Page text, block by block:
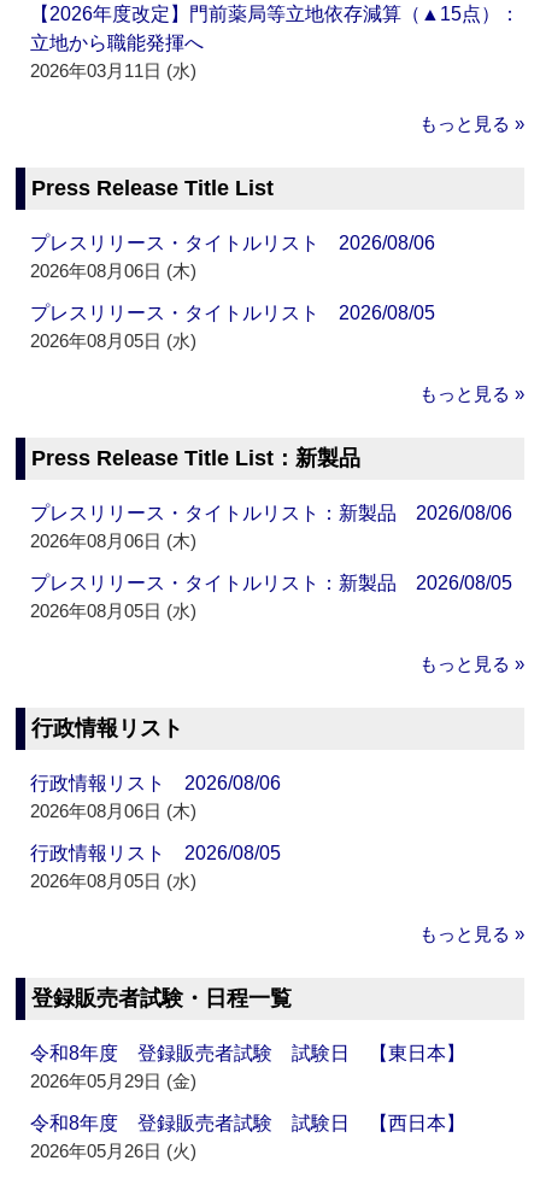
【2026年度改定】門前薬局等立地依存減算（▲15点）：
立地から職能発揮へ
2026年03月11日 (水)
もっと見る »
Press Release Title List
プレスリリース・タイトルリスト 2026/08/06
2026年08月06日 (木)
プレスリリース・タイトルリスト 2026/08/05
2026年08月05日 (水)
もっと見る »
Press Release Title List：新製品
プレスリリース・タイトルリスト：新製品 2026/08/06
2026年08月06日 (木)
プレスリリース・タイトルリスト：新製品 2026/08/05
2026年08月05日 (水)
もっと見る »
行政情報リスト
行政情報リスト 2026/08/06
2026年08月06日 (木)
行政情報リスト 2026/08/05
2026年08月05日 (水)
もっと見る »
登録販売者試験・日程一覧
令和8年度 登録販売者試験 試験日 【東日本】
2026年05月29日 (金)
令和8年度 登録販売者試験 試験日 【西日本】
2026年05月26日 (火)